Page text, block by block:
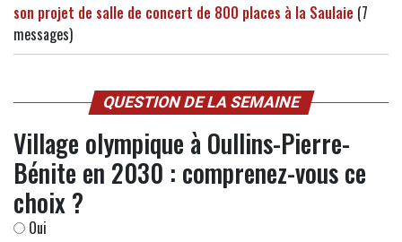
son projet de salle de concert de 800 places à la Saulaie (7
messages)
QUESTION DE LA SEMAINE
Village olympique à Oullins-Pierre-
Bénite en 2030 : comprenez-vous ce
choix ?
Oui